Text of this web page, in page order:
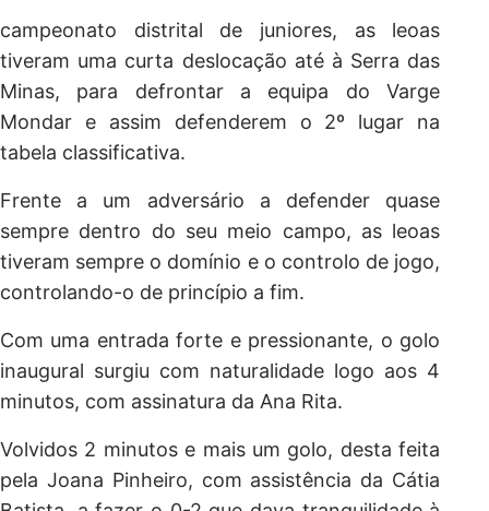
campeonato distrital de juniores, as leoas
tiveram uma curta deslocação até à Serra das
Minas, para defrontar a equipa do Varge
Mondar e assim defenderem o 2º lugar na
tabela classificativa.
Frente a um adversário a defender quase
sempre dentro do seu meio campo, as leoas
tiveram sempre o domínio e o controlo de jogo,
controlando-o de princípio a fim.
Com uma entrada forte e pressionante, o golo
inaugural surgiu com naturalidade logo aos 4
minutos, com assinatura da Ana Rita.
Volvidos 2 minutos e mais um golo, desta feita
pela Joana Pinheiro, com assistência da Cátia